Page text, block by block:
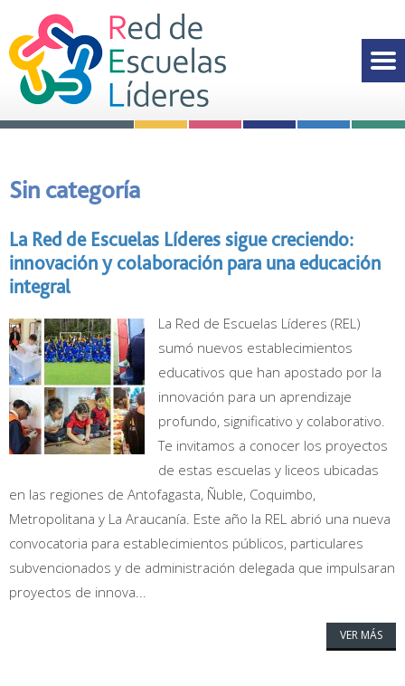
Sin categoría
La Red de Escuelas Líderes sigue creciendo:
innovación y colaboración para una educación
integral
La Red de Escuelas Líderes (REL)
sumó nuevos establecimientos
educativos que han apostado por la
innovación para un aprendizaje
profundo, significativo y colaborativo.
Te invitamos a conocer los proyectos
de estas escuelas y liceos ubicadas
en las regiones de Antofagasta, Ñuble, Coquimbo,
Metropolitana y La Araucanía. Este año la REL abrió una nueva
convocatoria para establecimientos públicos, particulares
subvencionados y de administración delegada que impulsaran
proyectos de innova...
VER MÁS